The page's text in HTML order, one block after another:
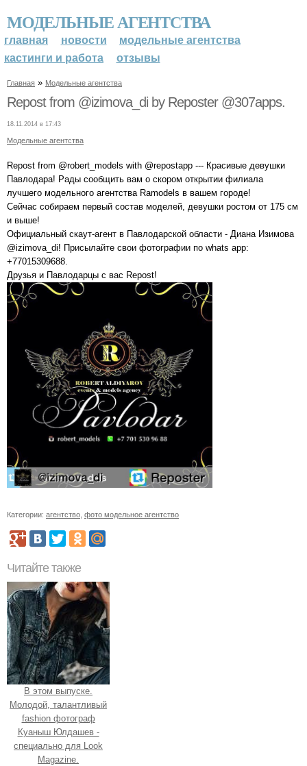
МОДЕЛЬНЫЕ АГЕНТСТВА
главная новости
модельные агентства
кастинги и работа
отзывы
Главная » Модельные агентства
Repost from @izimova_di by Reposter @307apps.
18.11.2014 в 17:43
Модельные агентства
Repost from @robert_models with @repostapp --- Красивые девушки
Павлодара! Рады сообщить вам о скором открытии филиала
лучшего модельного агентства Ramodels в вашем городе!
Сейчас собираем первый состав моделей, девушки ростом от 175 см
и выше!
Официальный скаут-агент в Павлодарской области - Диана Изимова
@izimova_di! Присылайте свои фотографии по whats app:
+77015309688.
Друзья и Павлодарцы с вас Repost!
Категории: агентство фото модельное агентство
Читайте также
В этом выпуске.
Молодой, талантливый
fashion фотограф
Куаныш Юлдашев -
специально для Look
Magazine.